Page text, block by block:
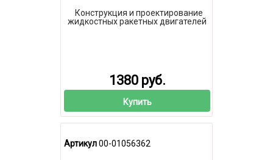
Конструкция и проектирование
жидкостных ракетных двигателей
1380 руб.
Купить
Артикул00-01056362